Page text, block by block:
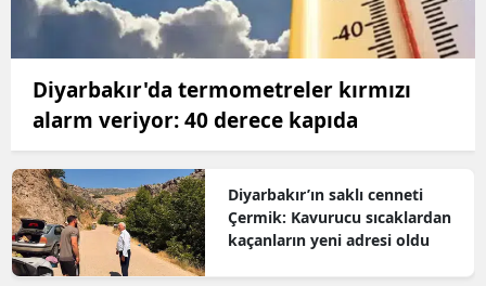
Diyarbakır'da termometreler kırmızı
alarm veriyor: 40 derece kapıda
Diyarbakır’ın saklı cenneti
Çermik: Kavurucu sıcaklardan
kaçanların yeni adresi oldu